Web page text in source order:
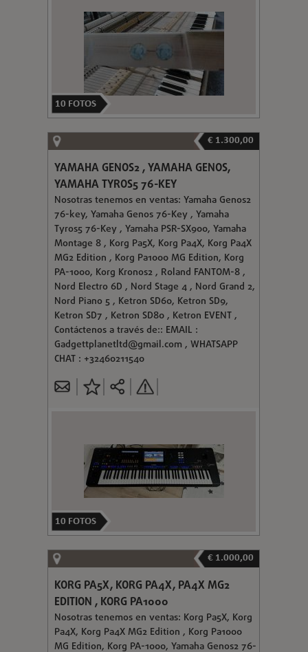
10 FOTOS
€ 1.300,00
YAMAHA GENOS2 , YAMAHA GENOS,
YAMAHA TYROS5 76-KEY
Nosotras tenemos en ventas: Yamaha Genos2
76-key, Yamaha Genos 76-Key , Yamaha
Tyros5 76-Key , Yamaha PSR-SX900, Yamaha
Montage 8 , Korg Pa5X, Korg Pa4X, Korg Pa4X
MG2 Edition , Korg Pa1000 MG Edition, Korg
PA-1000, Korg Kronos2 , Roland FANTOM-8 ,
Nord Electro 6D , Nord Stage 4 , Nord Grand 2,
Nord Piano 5 , Ketron SD60, Ketron SD9,
Ketron SD7 , Ketron SD80 , Ketron EVENT ,
Contáctenos a través de:: EMAIL :
Gadgettplanetltd@gmail.com , WHATSAPP
CHAT : +32460211540
10 FOTOS
€ 1.000,00
KORG PA5X, KORG PA4X, PA4X MG2
EDITION , KORG PA1000
Nosotras tenemos en ventas: Korg Pa5X, Korg
Pa4X, Korg Pa4X MG2 Edition , Korg Pa1000
MG Edition, Korg PA-1000, Yamaha Genos2 76-